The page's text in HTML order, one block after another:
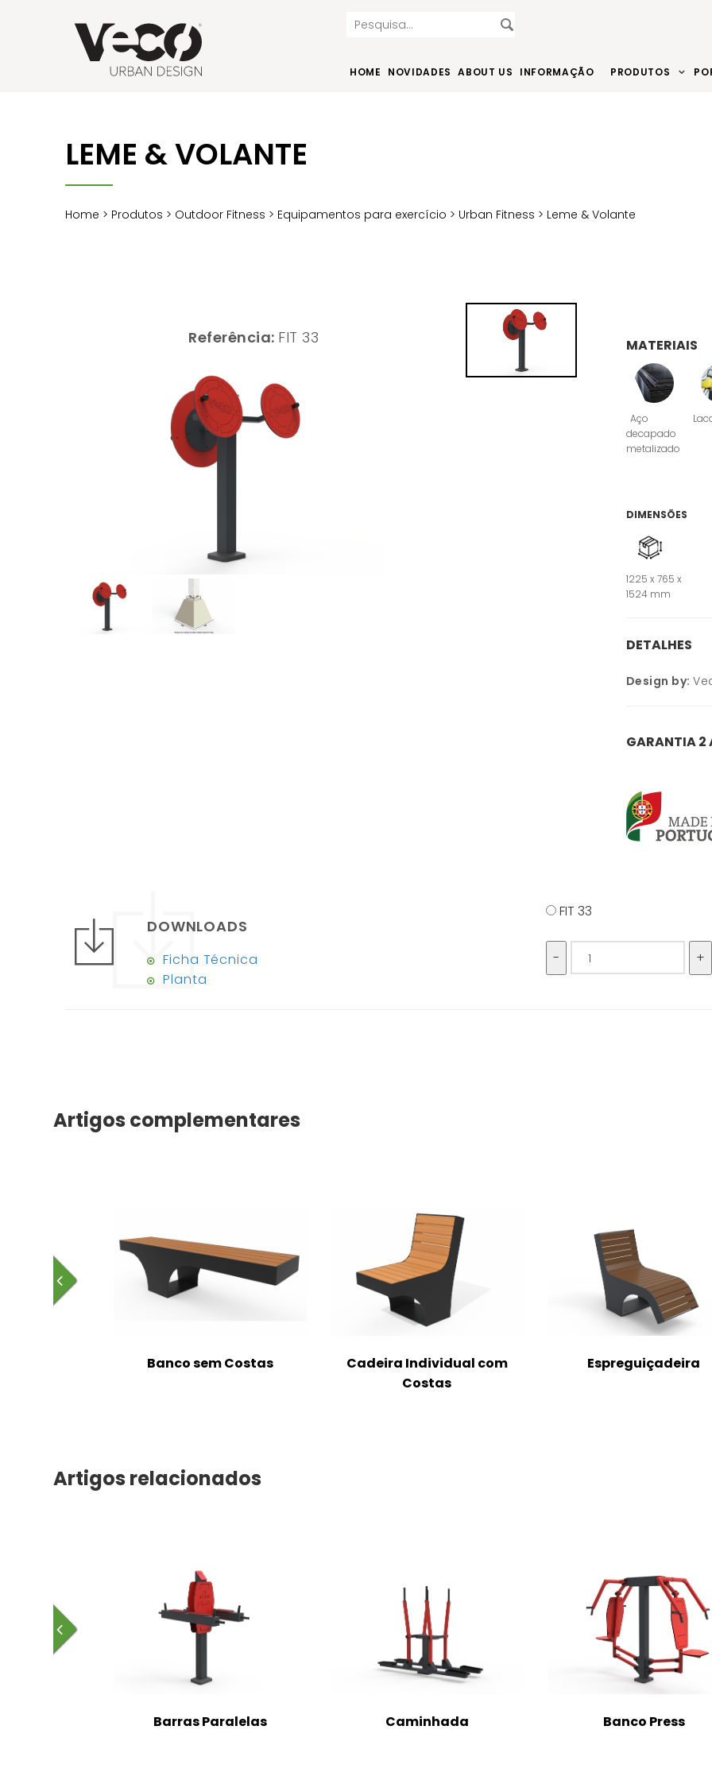
HOME NOVIDADES ABOUT US INFORMAÇÃO PRODUTOS
LEME & VOLANTE
Home > Produtos > Outdoor Fitness > Equipamentos para exercício > Urban Fitness > Leme & Volante
Referência: FIT 33 MATERIAIS
Aço
decapado
metalizado
DIMENSÕES
1225 x 765 x
1524 mm
DETALHES
Design by:
GARANTIA 2
DOWNLOADS
Ficha Técnica
Planta
FIT 33
Artigos complementares
Banco sem Costas
Cadeira Individual com
Costas
Espreguiçadeira
Artigos relacionados
Barras Paralelas Caminhada Banco Press